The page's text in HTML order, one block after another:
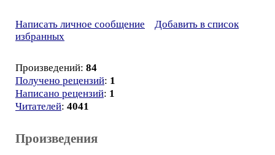
Написать личное сообщение
Добавить в список
избранных
Произведений: 84
Получено рецензий: 1
Написано рецензий: 1
Читателей: 4041
Произведения